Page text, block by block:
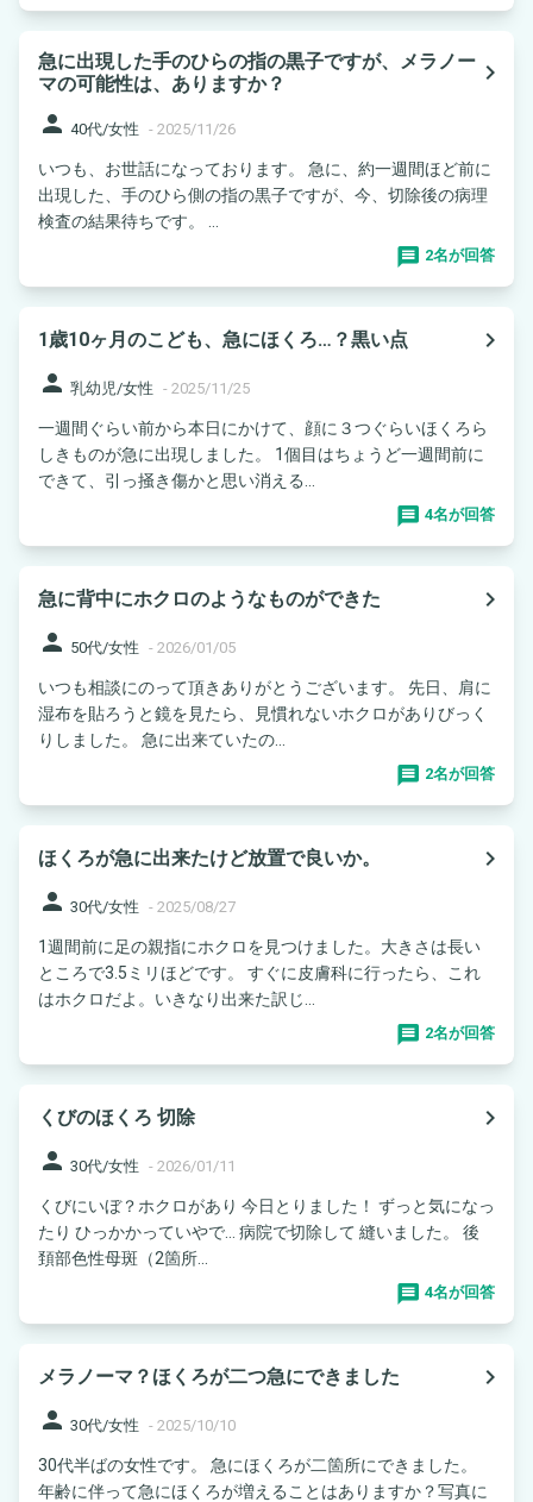
急に出現した手のひらの指の黒子ですが、メラノー
マの可能性は、ありますか？
navigate_next
person 40代/女性 - 2025/11/26
いつも、お世話になっております。 急に、約一週間ほど前に
出現した、手のひら側の指の黒子ですが、今、切除後の病理
2名が回答
1歳10ヶ月のこども、急にほくろ…？黒い点
navigate_next
person 乳幼児/女性 - 2025/11/25
一週間ぐらい前から本日にかけて、顔に３つぐらいほくろら
しきものが急に出現しました。 1個目はちょうど一週間前に
できて、引っ掻き傷かと思い消える...
4名が回答
急に背中にホクロのようなものができた
navigate_next
person 50代/女性 - 2026/01/05
いつも相談にのって頂きありがとうございます。 先日、肩に
湿布を貼ろうと鏡を見たら、見慣れないホクロがありびっく
りしました。 急に出来ていたの...
2名が回答
ほくろが急に出来たけど放置で良いか。
navigate_next
person 30代/女性 - 2025/08/27
1週間前に足の親指にホクロを見つけました。大きさは長い
ところで3.5ミリほどです。 すぐに皮膚科に行ったら、これ
はホクロだよ。いきなり出来た訳じ...
2名が回答
くびのほくろ 切除
navigate_next
person 30代/女性 - 2026/01/11
くびにいぼ？ホクロがあり 今日とりました！ ずっと気になっ
たり ひっかかっていやで… 病院で切除して 縫いました。 後
頚部色性母斑（2箇所...
4名が回答
メラノーマ？ほくろが二つ急にできました
navigate_next
person 30代/女性 - 2025/10/10
30代半ばの女性です。 急にほくろが二箇所にできました。
年齢に伴って急にほくろが増えることはありますか？写真に